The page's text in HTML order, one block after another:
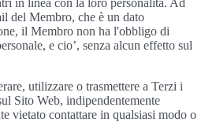
in linea con la loro personalità. Ad
del Membro, che è un dato
il Membro non ha l'obbligo di
e cio’, senza alcun effetto sul
utilizzare o trasmettere a Terzi i
Sito Web, indipendentemente
vietato contattare in qualsiasi modo o